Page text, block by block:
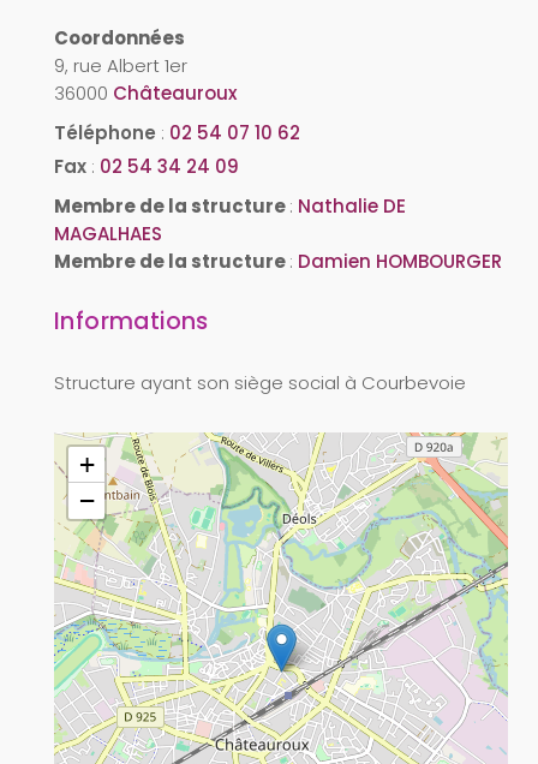
Coordonnées
9, rue Albert 1er
36000 Châteauroux
Téléphone : 02 54 07 10 62
Fax : 02 54 34 24 09
Membre de la structure: Nathalie DE
MAGALHAES
Membre de la structure: Damien HOMBOURGER
Informations
Structure ayant son siège social à Courbevoie
+
−